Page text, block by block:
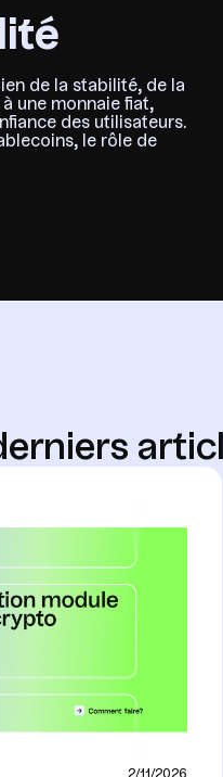
de la stabilité, de la
une monnaie fiat,
des utilisateurs.
le rôle de
erniers articl
2/11/2026